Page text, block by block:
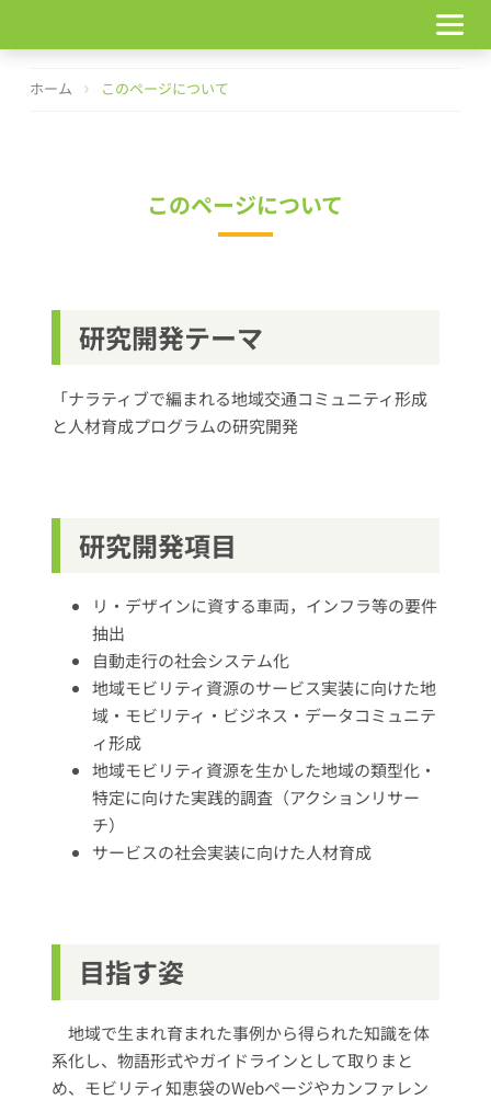
テ
ホーム このページについて
このページについて
研究開発テーマ
「ナラティブで編まれる地域交通コミュニティ形成
と人材育成プログラムの研究開発
研究開発項目
リ・デザインに資する車両，インフラ等の要件
抽出
自動走行の社会システム化
地域モビリティ資源のサービス実装に向けた地
域・モビリティ・ビジネス・データコミュニテ
ィ形成
地域モビリティ資源を生かした地域の類型化・
特定に向けた実践的調査（アクションリサー
チ）
サービスの社会実装に向けた人材育成
目指す姿
地域で生まれ育まれた事例から得られた知識を体
系化し、物語形式やガイドラインとして取りまと
め、モビリティ知恵袋のWebページやカンファレン